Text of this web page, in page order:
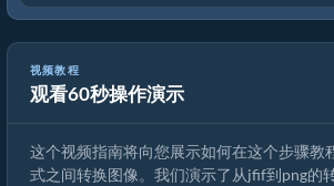
视频教程
观看60秒操作演示
如何在线转换图像格式
这个视频指南将向您展示如何在这个步骤教
式之间转换图像。我们演示了从jfif到png的